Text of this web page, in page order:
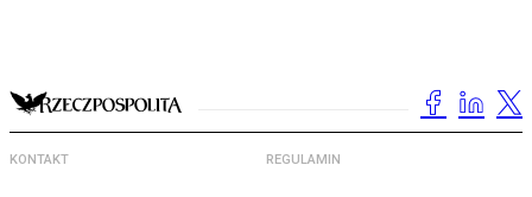
KONTAKT REGULAMIN